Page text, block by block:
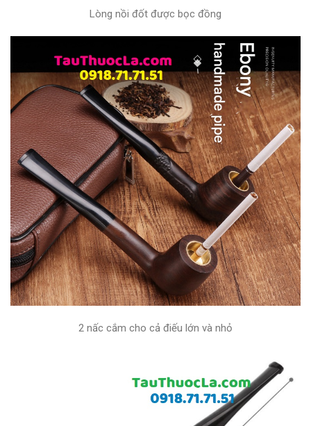
Lòng nồi đốt được bọc đồng
2 nấc cắm cho cả điếu lớn và nhỏ